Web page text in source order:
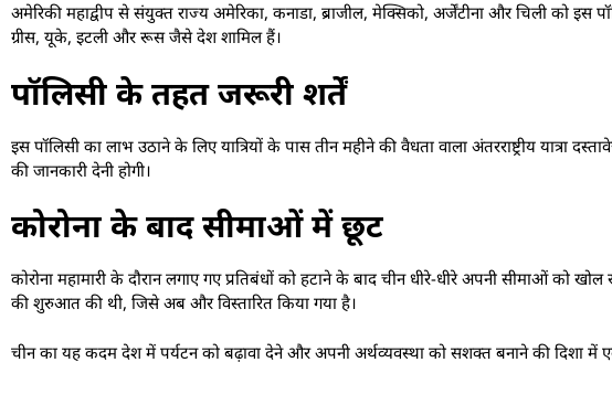
अमेरिकी महाद्वीप से संयुक्त राज्य अमेरिका, कनाडा, ब्राजील, मेक्सिको, अर्जेंटीना और चिली को
ग्रीस, यूके, इटली और रूस जैसे देश शामिल हैं।
पॉलिसी के तहत जरूरी शर्तें
इस पॉलिसी का लाभ उठाने के लिए यात्रियों के पास तीन महीने की वैधता वाला अंतरराष्ट्रीय यात्रा
की जानकारी देनी होगी।
कोरोना के बाद सीमाओं में छूट
कोरोना महामारी के दौरान लगाए गए प्रतिबंधों को हटाने के बाद चीन धीरे-धीरे अपनी सीमाओं को
की शुरुआत की थी, जिसे अब और विस्तारित किया गया है।
चीन का यह कदम देश में पर्यटन को बढ़ावा देने और अपनी अर्थव्यवस्था को सशक्त बनाने की दिशा में एक